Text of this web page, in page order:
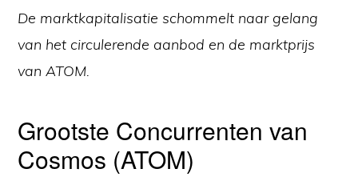
De marktkapitalisatie schommelt naar gelang
van het circulerende aanbod en de marktprijs
van ATOM.
Grootste Concurrenten van
Cosmos (ATOM)